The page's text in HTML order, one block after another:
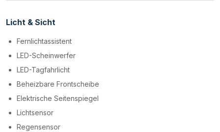
Licht & Sicht
Fernlichtassistent
LED-Scheinwerfer
LED-Tagfahrlicht
Beheizbare Frontscheibe
Elektrische Seitenspiegel
Lichtsensor
Regensensor